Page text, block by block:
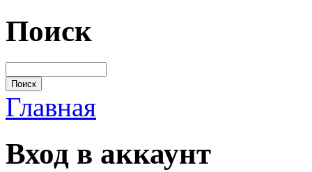
Поиск
Главная
Вход в аккаунт